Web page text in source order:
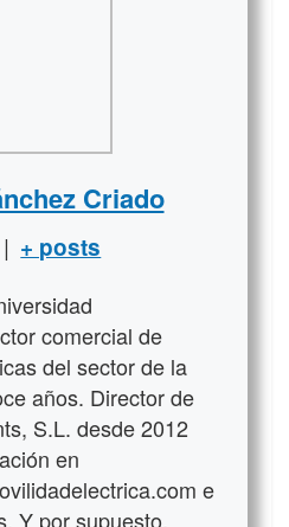
Criado
| + posts
comercial de
del sector de la
años. Director de
S.L. desde 2012
en
e
Y por supuesto,